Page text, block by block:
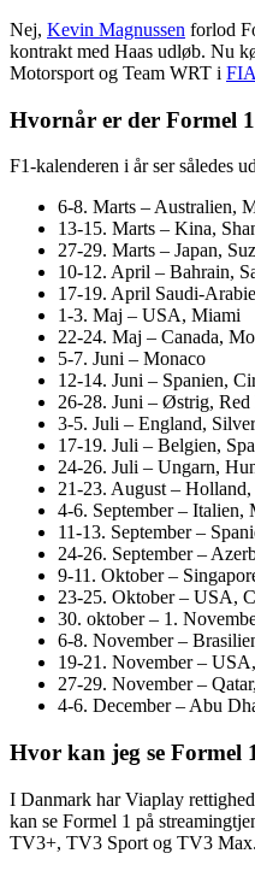
Nej, Kevin Magnussen forlod
kontrakt med Haas udløb. Nu
Motorsport og Team WRT i
Hvornår er der Formel
F1-kalenderen i år ser således
6-8. Marts – Australien,
13-15. Marts – Kina,
27-29. Marts – Japan,
10-12. April – Bahrain,
17-19. April Saudi-
1-3. Maj – USA, Miami
22-24. Maj – Canada,
5-7. Juni – Monaco
12-14. Juni – Spanien,
26-28. Juni – Østrig,
3-5. Juli – England,
17-19. Juli – Belgien,
24-26. Juli – Ungarn,
21-23. August –
4-6. September – Italien,
11-13. September –
24-26. September –
9-11. Oktober –
23-25. Oktober – USA,
30. oktober – 1.
6-8. November –
19-21. November –
27-29. November –
4-6. December – Abu
Hvor kan jeg se Formel
I Danmark har Viaplay
kan se Formel 1 på
TV3+, TV3 Sport og TV3 Max.